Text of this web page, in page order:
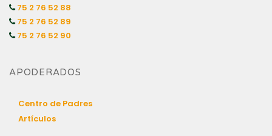
75 2 76 52 88
75 2 76 52 89
75 2 76 52 90
APODERADOS
Centro de Padres
Artículos